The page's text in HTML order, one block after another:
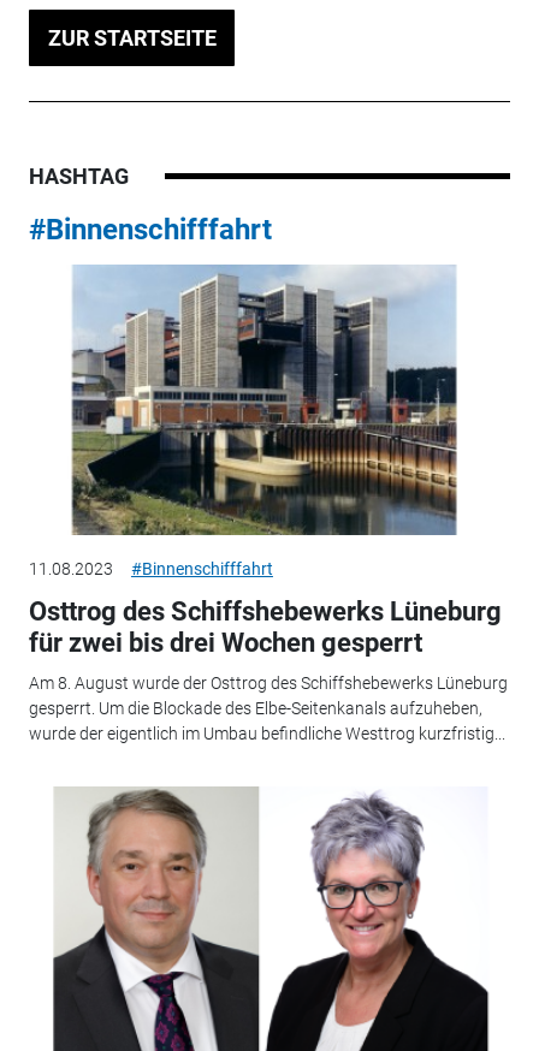
ZUR STARTSEITE
HASHTAG
#Binnenschifffahrt
11.08.2023 #Binnenschifffahrt
Osttrog des Schiffshebewerks Lüneburg
für zwei bis drei Wochen gesperrt
Am 8. August wurde der Osttrog des Schiffshebewerks Lüneburg
gesperrt. Um die Blockade des Elbe-Seitenkanals aufzuheben,
wurde der eigentlich im Umbau befindliche Westtrog kurzfristig...